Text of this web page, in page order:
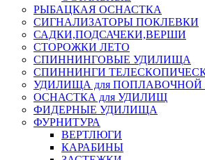
РЫБАЦКАЯ ОСНАСТКА
СИГНАЛИЗАТОРЫ ПОКЛЕВКИ
САДКИ,ПОДСАЧЕКИ,ВЕРШИ
СТОРОЖКИ ЛЕТО
СПИННИНГОВЫЕ УДИЛИЩА
СПИННИНГИ
УДИЛИЩА для ПОПЛАВОЧНОЙ
ОСНАСТКА для УДИЛИЩ
ФИДЕРНЫЕ УДИЛИЩА
ФУРНИТУРА
ВЕРТЛЮГИ
КАРАБИНЫ